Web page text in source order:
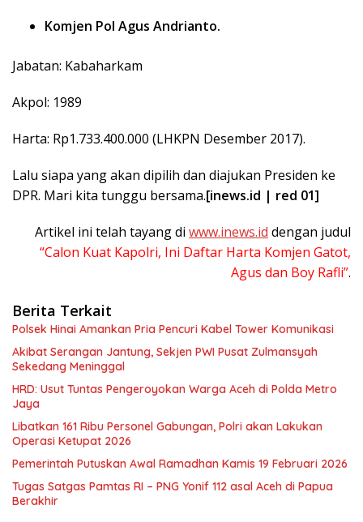
Komjen Pol Agus Andrianto.
Jabatan: Kabaharkam
Akpol: 1989
Harta: Rp1.733.400.000 (LHKPN Desember 2017).
Lalu siapa yang akan dipilih dan diajukan Presiden ke
DPR. Mari kita tunggu bersama.[inews.id | red 01]
Artikel ini telah tayang di www.inews.id dengan judul
“Calon Kuat Kapolri, Ini Daftar Harta Komjen Gatot,
Agus dan Boy Rafli”.
Berita Terkait
Polsek Hinai Amankan Pria Pencuri Kabel Tower Komunikasi
Akibat Serangan Jantung, Sekjen PWI Pusat Zulmansyah
Sekedang Meninggal
HRD: Usut Tuntas Pengeroyokan Warga Aceh di Polda Metro
Jaya
Libatkan 161 Ribu Personel Gabungan, Polri akan Lakukan
Operasi Ketupat 2026
Pemerintah Putuskan Awal Ramadhan Kamis 19 Februari 2026
Tugas Satgas Pamtas RI – PNG Yonif 112 asal Aceh di Papua
Berakhir